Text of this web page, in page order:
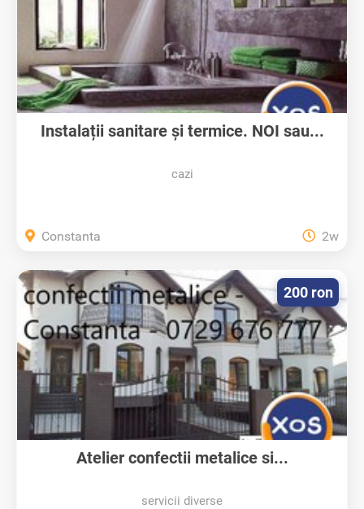
Instalații sanitare și termice. NOI sau...
cazi
Constanta 2w
Atelier confectii metalice si...
servicii diverse
200 ron